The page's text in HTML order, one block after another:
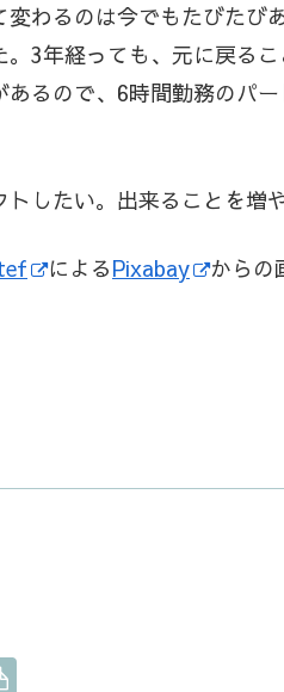
変わるのは今でもたびた
。3年経っても、元に戻る
あるので、6時間勤務のパ
したい。出来ることを増
によるPixabay からの